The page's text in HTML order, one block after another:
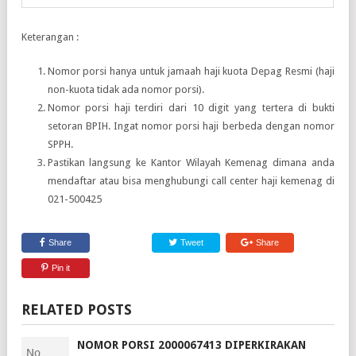
Keterangan :
Nomor porsi hanya untuk jamaah haji kuota Depag Resmi (haji
non-kuota tidak ada nomor porsi).
Nomor porsi haji terdiri dari 10 digit yang tertera di bukti
setoran BPIH. Ingat nomor porsi haji berbeda dengan nomor
SPPH.
Pastikan langsung ke Kantor Wilayah Kemenag dimana anda
mendaftar atau bisa menghubungi call center haji kemenag di
021-500425
Share Tweet Share
Pin it
RELATED POSTS
NOMOR PORSI 2000067413 DIPERKIRAKAN